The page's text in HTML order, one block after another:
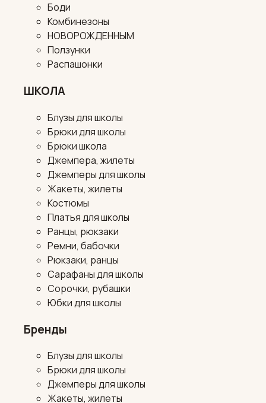
Боди
Комбинезоны
НОВОРОЖДЕННЫМ
Ползунки
Распашонки
ШКОЛА
Блузы для школы
Брюки для школы
Брюки школа
Джемпера, жилеты
Джемперы для школы
Жакеты, жилеты
Костюмы
Платья для школы
Ранцы, рюкзаки
Ремни, бабочки
Рюкзаки, ранцы
Сарафаны для школы
Сорочки, рубашки
Юбки для школы
Бренды
Блузы для школы
Брюки для школы
Джемперы для школы
Жакеты, жилеты